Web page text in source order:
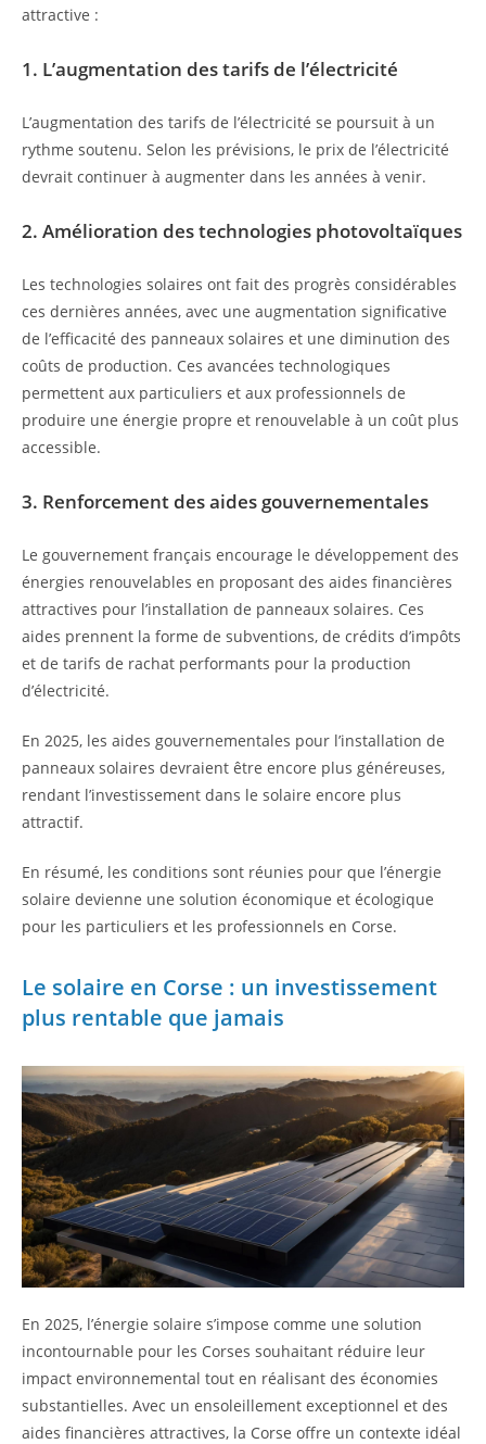
attractive :
1. L’augmentation des tarifs de l’électricité
L’augmentation des tarifs de l’électricité se poursuit à un
rythme soutenu. Selon les prévisions, le prix de l’électricité
devrait continuer à augmenter dans les années à venir.
2. Amélioration des technologies photovoltaïques
Les technologies solaires ont fait des progrès considérables
ces dernières années, avec une augmentation significative
de l’efficacité des panneaux solaires et une diminution des
coûts de production. Ces avancées technologiques
permettent aux particuliers et aux professionnels de
produire une énergie propre et renouvelable à un coût plus
accessible.
3. Renforcement des aides gouvernementales
Le gouvernement français encourage le développement des
énergies renouvelables en proposant des aides financières
attractives pour l’installation de panneaux solaires. Ces
aides prennent la forme de subventions, de crédits d’impôts
et de tarifs de rachat performants pour la production
d’électricité.
En 2025, les aides gouvernementales pour l’installation de
panneaux solaires devraient être encore plus généreuses,
rendant l’investissement dans le solaire encore plus
attractif.
En résumé, les conditions sont réunies pour que l’énergie
solaire devienne une solution économique et écologique
pour les particuliers et les professionnels en Corse.
Le solaire en Corse : un investissement
plus rentable que jamais
En 2025, l’énergie solaire s’impose comme une solution
incontournable pour les Corses souhaitant réduire leur
impact environnemental tout en réalisant des économies
substantielles. Avec un ensoleillement exceptionnel et des
aides financières attractives, la Corse offre un contexte idéal